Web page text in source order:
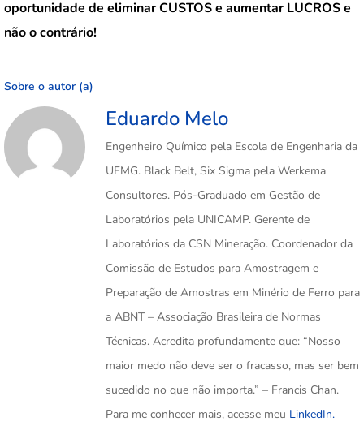
oportunidade de eliminar CUSTOS e aumentar LUCROS e
não o contrário!
Sobre o autor (a)
Eduardo Melo
Engenheiro Químico pela Escola de Engenharia da
UFMG. Black Belt, Six Sigma pela Werkema
Consultores. Pós-Graduado em Gestão de
Laboratórios pela UNICAMP. Gerente de
Laboratórios da CSN Mineração. Coordenador da
Comissão de Estudos para Amostragem e
Preparação de Amostras em Minério de Ferro para
a ABNT – Associação Brasileira de Normas
Técnicas. Acredita profundamente que: “Nosso
maior medo não deve ser o fracasso, mas ser bem
sucedido no que não importa.” – Francis Chan.
Para me conhecer mais, acesse meu LinkedIn.